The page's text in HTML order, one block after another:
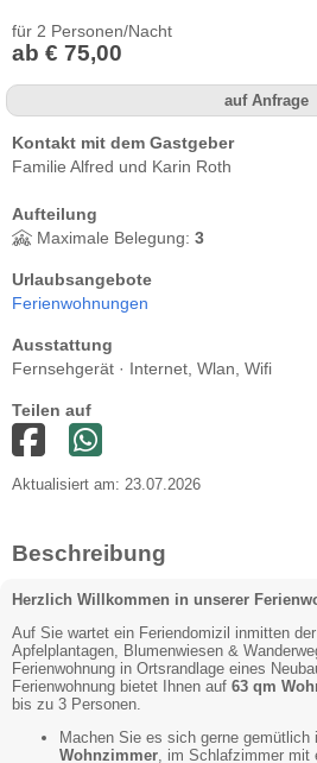
für 2 Personen/Nacht
ab € 75,00
auf Anfrage
Kontakt mit dem Gastgeber
Familie Alfred und Karin Roth
Aufteilung
Maximale Belegung: 3
Urlaubsangebote
Ferienwohnungen
Ausstattung
Fernsehgerät · Internet, Wlan, Wifi
Teilen auf
Aktualisiert am: 23.07.2026
Beschreibung
Herzlich Willkommen in unserer
Auf Sie wartet ein Feriendomizil inmitten
Apfelplantagen, Blumenwiesen &
Ferienwohnung in Ortsrandlage eines
Ferienwohnung bietet Ihnen auf 63 qm
bis zu 3 Personen.
Machen Sie es sich gerne gemütlich
Wohnzimmer , im Schlafzimmer